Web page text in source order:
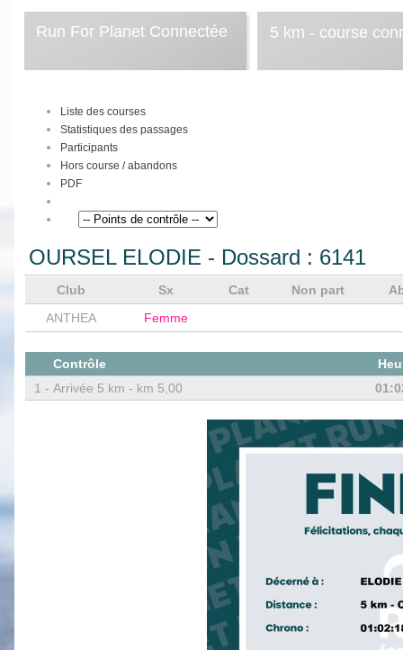
Run For Planet Connectée 5 km - course
Liste des courses
Statistiques des passages
Participants
Hors course / abandons
PDF
OURSEL ELODIE - Dossard : 6141
Club Sx Cat Non part
ANTHEA
Femme
Contrôle
1 - Arrivée 5 km - km 5,00